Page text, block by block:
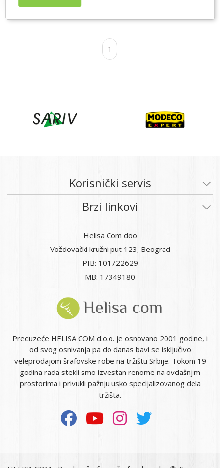
1
Korisnički servis
Brzi linkovi
Helisa Com doo
Voždovački kružni put 123, Beograd
PIB: 101722629
MB: 17349180
Preduzeće HELISA COM d.o.o. je osnovano 2001 godine, i
od svog osnivanja pa do danas bavi se isključivo
veleprodajom šrafovske robe na tržištu Srbije. Tokom 19
godina rada stekli smo izvestan renome na ovdašnjim
prostorima i privukli pažnju usko specijalizovanog dela
tržišta.